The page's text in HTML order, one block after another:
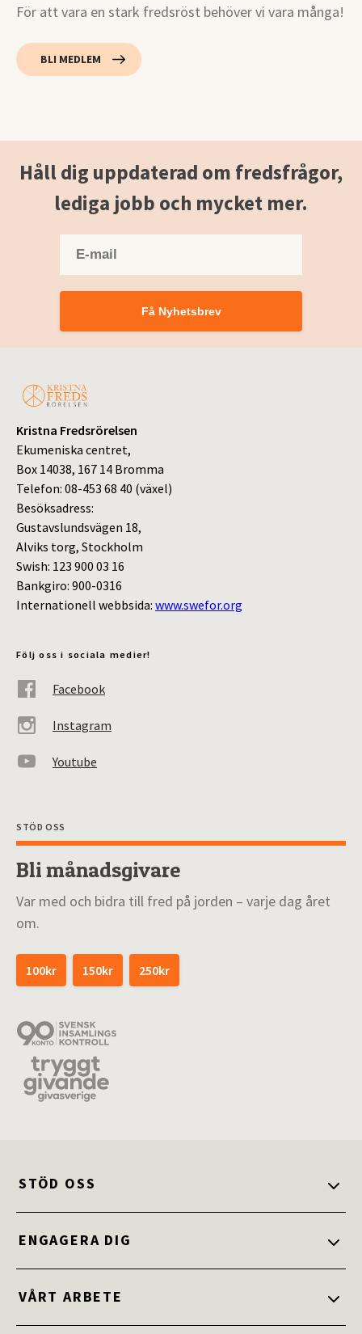
För att vara en stark fredsröst behöver vi vara många!
BLI MEDLEM
Håll dig uppdaterad om fredsfrågor,
lediga jobb och mycket mer.
Få Nyhetsbrev
Kristna Fredsrörelsen
Ekumeniska centret,
Box 14038, 167 14 Bromma
Telefon: 08-453 68 40 (växel)
Besöksadress:
Gustavslundsvägen 18,
Alviks torg, Stockholm
Swish: 123 900 03 16
Bankgiro: 900-0316
Internationell webbsida: www.swefor.org
Följ oss i sociala medier!
Facebook
Instagram
Youtube
STÖD OSS
Bli månadsgivare
Var med och bidra till fred på jorden – varje dag året
om.
100kr 150kr 250kr
STÖD OSS
Ge en gåva
Ge bort ett gåvokort
ENGAGERA DIG
Bli medlem
VÅRT ARBETE